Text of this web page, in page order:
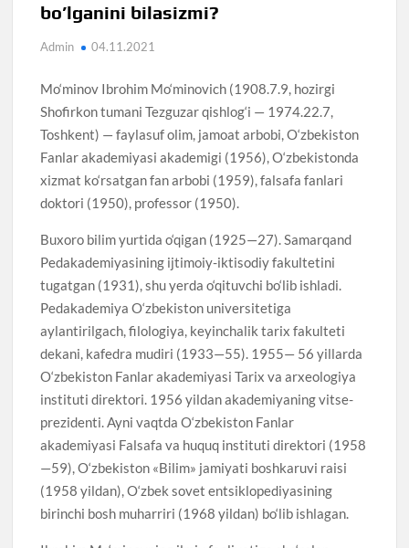
bo’lganini bilasizmi?
Admin 04.11.2021
Mo‘minov Ibrohim Mo‘minovich (1908.7.9, hozirgi
Shofirkon tumani Tezguzar qishlog‘i — 1974.22.7,
Toshkent) — faylasuf olim, jamoat arbobi, O‘zbekiston
Fanlar akademiyasi akademigi (1956), O‘zbekistonda
xizmat ko‘rsatgan fan arbobi (1959), falsafa fanlari
doktori (1950), professor (1950).
Buxoro bilim yurtida o‘qigan (1925—27). Samarqand
Pedakademiyasining ijtimoiy-iktisodiy fakultetini
tugatgan (1931), shu yerda o‘qituvchi bo‘lib ishladi.
Pedakademiya O‘zbekiston universitetiga
aylantirilgach, filologiya, keyinchalik tarix fakulteti
dekani, kafedra mudiri (1933—55). 1955— 56 yillarda
O‘zbekiston Fanlar akademiyasi Tarix va arxeologiya
instituti direktori. 1956 yildan akademiyaning vitse-
prezidenti. Ayni vaqtda O‘zbekiston Fanlar
akademiyasi Falsafa va huquq instituti direktori (1958
—59), O‘zbekiston «Bilim» jamiyati boshkaruvi raisi
(1958 yildan), O‘zbek sovet entsiklopediyasining
birinchi bosh muharriri (1968 yildan) bo‘lib ishlagan.